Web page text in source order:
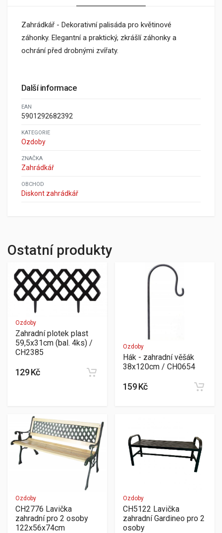
Zahrádkář - Dekorativní palisáda pro květinové
záhonky. Elegantní a praktický, zkrášlí záhonky a
ochrání před drobnými zvířaty.
Další informace
EAN
5901292682392
KATEGORIE
Ozdoby
ZNAČKA
Zahrádkář
OBCHOD
Diskont zahrádkář
Ostatní produkty
Ozdoby
Zahradní plotek plast
59,5x31cm (bal. 4ks) /
CH2385
129 Kč
Ozdoby
Hák - zahradní věšák
38x120cm / CH0654
159 Kč
Ozdoby
CH2776 Lavička
zahradní pro 2 osoby
122x56x74cm
Ozdoby
CH5122 Lavička
zahradní Gardineo pro 2
osoby